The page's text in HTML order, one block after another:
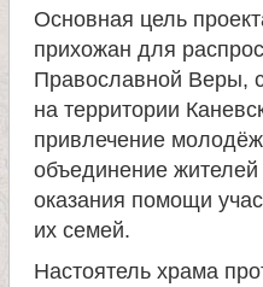
н
и
к
а
Основная цель
прихожан для
Православной Веры,
на территории
привлечение
объединение
оказания помощи
их семей.
Настоятель храма